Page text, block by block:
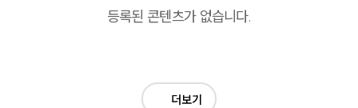
등록된 콘텐츠가 없습니다.
더보기